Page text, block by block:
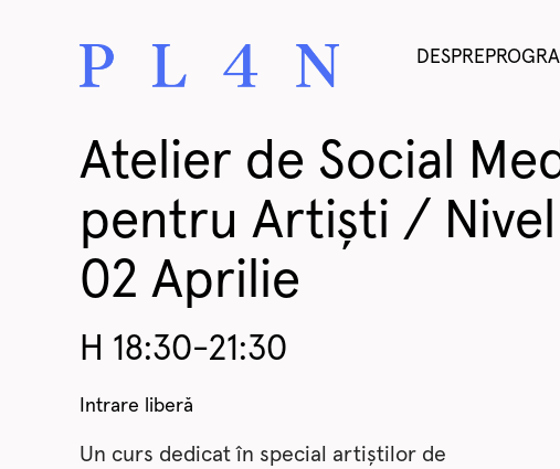
DESPRE
Atelier de Social
pentru Artiști / Nivel
02 Aprilie
H 18:30-21:30
Intrare liberă
Un curs dedicat în special artiștilor de